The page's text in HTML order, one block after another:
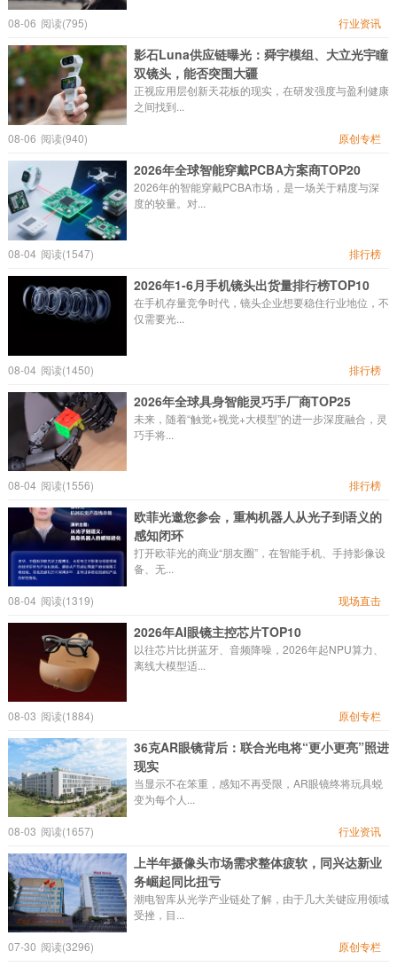
08-06 阅读(795) 行业资讯
影石Luna供应链曝光：舜宇模组、大立光宇瞳
双镜头，能否突围大疆
正视应用层创新天花板的现实，在研发强度与盈利健康
之间找到...
08-06 阅读(940) 原创专栏
2026年全球智能穿戴PCBA方案商TOP20
2026年的智能穿戴PCBA市场，是一场关于精度与深
度的较量。对...
08-04 阅读(1547) 排行榜
2026年1-6月手机镜头出货量排行榜TOP10
在手机存量竞争时代，镜头企业想要稳住行业地位，不
仅需要光...
08-04 阅读(1450) 排行榜
2026年全球具身智能灵巧手厂商TOP25
未来，随着“触觉+视觉+大模型”的进一步深度融合，灵
巧手将...
08-04 阅读(1556) 排行榜
欧菲光邀您参会，重构机器人从光子到语义的
感知闭环
打开欧菲光的商业“朋友圈”，在智能手机、手持影像设
备、无...
08-04 阅读(1319) 现场直击
2026年AI眼镜主控芯片TOP10
以往芯片比拼蓝牙、音频降噪，2026年起NPU算力、
离线大模型适...
08-03 阅读(1884) 原创专栏
36克AR眼镜背后：联合光电将“更小更亮”照进
现实
当显示不在笨重，感知不再受限，AR眼镜终将玩具蜕
变为每个人...
08-03 阅读(1657) 行业资讯
上半年摄像头市场需求整体疲软，同兴达新业
务崛起同比扭亏
潮电智库从光学产业链处了解，由于几大关键应用领域
受挫，目...
07-30 阅读(3296) 原创专栏